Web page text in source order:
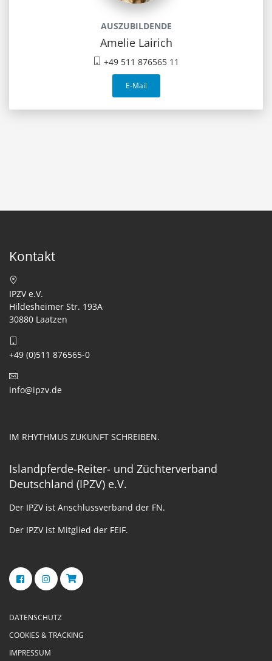
AUSZUBILDENDE
Amelie Lairich
+49 511 876565 11
E-Mail
Kontakt
IPZV e.V.
Hildesheimer Str. 193A
30880 Laatzen
+49 (0)511 876565-0
info@ipzv.de
IM RHYTHMUS ZUKUNFT SCHREIBEN.
Islandpferde-Reiter- und Züchterverband
Deutschland (IPZV) e.V.
Der IPZV ist Anschlussverband der FN.
Der IPZV ist Mitglied der FEIF.
DATENSCHUTZ
COOKIES & TRACKING
IMPRESSUM